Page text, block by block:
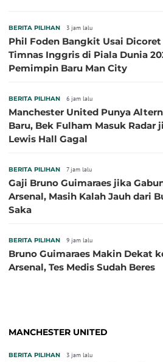
BERITA PILIHAN 3 jam lalu
Phil Foden Bangkit Usai Dicoret
Timnas Inggris di Piala Dunia
Pemimpin Baru Man City
BERITA PILIHAN 6 jam lalu
Manchester United Punya
Baru, Bek Fulham Masuk Radar
Lewis Hall Gagal
BERITA PILIHAN 7 jam lalu
Gaji Bruno Guimaraes jika
Arsenal, Masih Kalah Jauh dari
Saka
BERITA PILIHAN 9 jam lalu
Bruno Guimaraes Makin Dekat
Arsenal, Tes Medis Sudah Beres
MANCHESTER UNITED
BERITA PILIHAN 3 jam lalu